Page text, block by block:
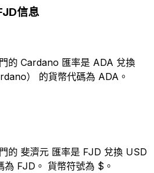
信息
的 Cardano 匯率是 ADA 兌換
） 的貨幣代碼為 ADA。
的 斐濟元 匯率是 FJD 兌換 USD
為 FJD。 貨幣符號為 $。